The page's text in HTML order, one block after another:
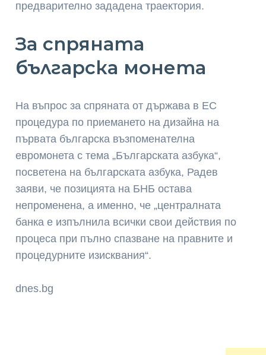
предварително зададена траектория.
За спряната
българска монета
На въпрос за спряната от държава в ЕС
процедура по приемането на дизайна на
първата българска възпоменателна
евромонета с тема „Българската азбука“,
посветена на българската азбука, Радев
заяви, че позицията на БНБ остава
непроменена, а именно, че „централната
банка е изпълнила всички свои действия по
процеса при пълно спазване на правните и
процедурните изисквания“.
dnes.bg